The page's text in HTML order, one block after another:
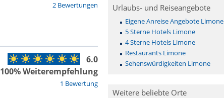
2 Bewertungen
1 Bewertung
6.0
100% Weiterempfehlung
Urlaubs- und Reiseangebote
Eigene Anreise Angebote Limone
5 Sterne Hotels Limone
4 Sterne Hotels Limone
Restaurants Limone
Sehenswürdigkeiten Limone
Weitere beliebte Orte